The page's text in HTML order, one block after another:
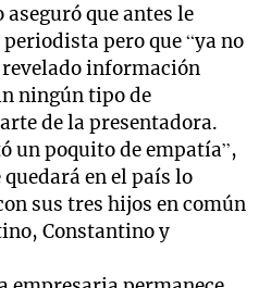
que antes le
pero que “ya no
revelado información
ningún tipo de
de la presentadora.
un poquito de empatía”,
quedará en el país lo
sus tres hijos en común
Constantino y